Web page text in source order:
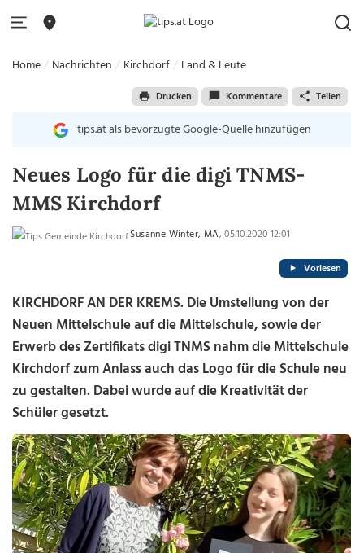
Home Nachrichten Kirchdorf Land & Leute
Drucken Kommentare Teilen
tips.at als bevorzugte Google-Quelle hinzufügen
Neues Logo für die digi TNMS-
MMS Kirchdorf
Susanne Winter, MA, 05.10.2020 12:01
Vorlesen
KIRCHDORF AN DER KREMS. Die Umstellung von der
Neuen Mittelschule auf die Mittelschule, sowie der
Erwerb des Zertifikats digi TNMS nahm die Mittelschule
Kirchdorf zum Anlass auch das Logo für die Schule neu
zu gestalten. Dabei wurde auf die Kreativität der
Schüler gesetzt.